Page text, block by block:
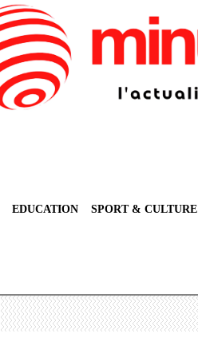
EDUCATION SPORT & CULTURE